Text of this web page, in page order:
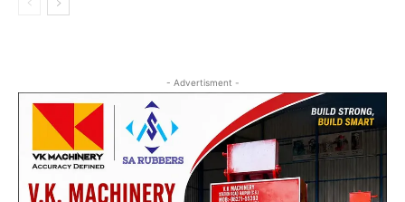
- Advertisment -